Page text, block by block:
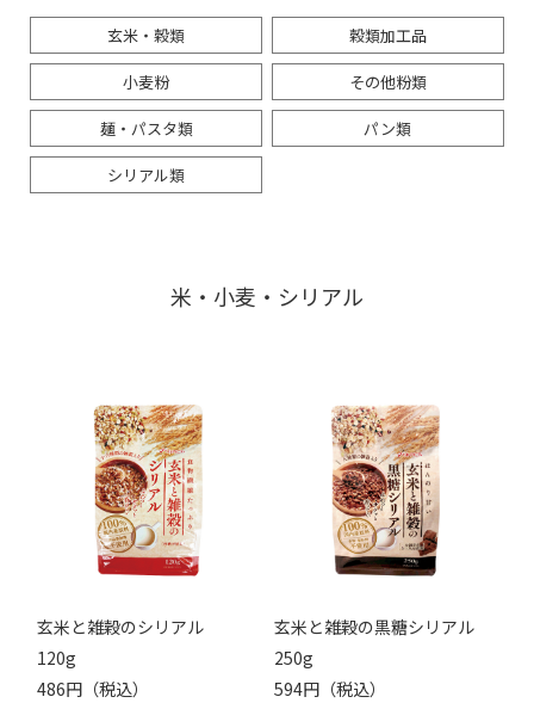
玄米・穀類 穀類加工品
小麦粉 その他粉類
麺・パスタ類 パン類
シリアル類
米・小麦・シリアル
玄米と雑穀のシリアル
120g
486円（税込）
玄米と雑穀の黒糖シリアル
250g
594円（税込）